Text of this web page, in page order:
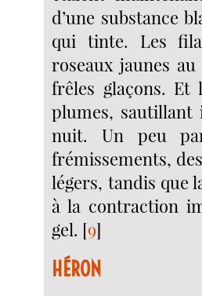
d’une substance
qui tinte. Les
roseaux jaunes
frêles glaçons. Et
plumes, sautillant
nuit. Un peu
frémissements,
légers, tandis que
à la contraction
gel. [9]
HÉRON